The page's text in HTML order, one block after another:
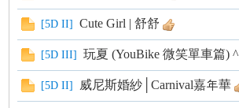
[5D II] Cute Girl | 舒舒
[5D III] 玩夏 (YouBike 微笑單車篇)
[5D II] 威尼斯婚紗│Carnival嘉年華